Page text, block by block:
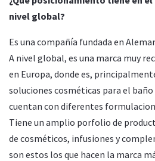
nivel global?
Es una compañía fundada en
A nivel global, es una marca muy
en Europa, donde es,
soluciones cosméticas para el baño
cuentan con diferentes
Tiene un amplio porfolio de
de cosméticos, infusiones y
son estos los que hacen la marca